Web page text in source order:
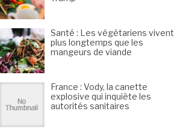
Santé : Les végétariens vivent
plus longtemps que les
mangeurs de viande
France : Vody, la canette
explosive qui inquiète les
autorités sanitaires